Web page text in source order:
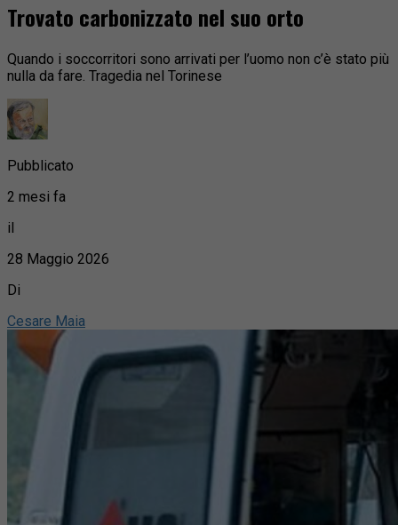
Trovato carbonizzato nel suo orto
Quando i soccorritori sono arrivati per l’uomo non c’è stato più
nulla da fare. Tragedia nel Torinese
Pubblicato
2 mesi fa
il
28 Maggio 2026
Di
Cesare Maia